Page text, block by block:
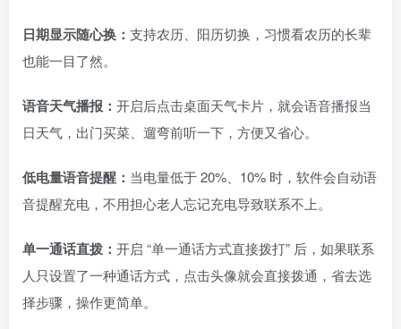
日期显示随心换： 支持农历、阳历切换，习惯看农历的长辈
也能一目了然。
语音天气播报： 开启后点击桌面天气卡片，就会语音播报当
日天气，出门买菜、遛弯前听一下，方便又省心。
低电量语音提醒： 当电量低于 20%、10% 时，软件会自动语
音提醒充电，不用担心老人忘记充电导致联系不上。
单一通话直拨： 开启 “单一通话方式直接拨打” 后，如果联系
人只设置了一种通话方式，点击头像就会直接拨通，省去选
择步骤，操作更简单。